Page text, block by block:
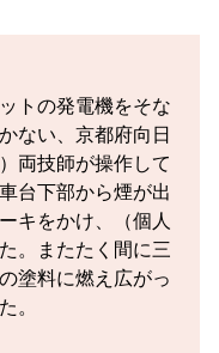
トの発電機をそな
ない、京都府向日
両技師が操作して
台下部から煙が出
キをかけ、（個人
。またたく間に三
塗料に燃え広がっ
。